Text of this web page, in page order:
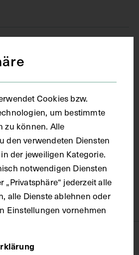
Cookies bzw.
um bestimmte
zu können. Alle
den verwendeten Diensten
der jeweiligen Kategorie.
notwendigen Diensten
„Privatsphäre“ jederzeit alle
alle Dienste ablehnen oder
Einstellungen vornehmen